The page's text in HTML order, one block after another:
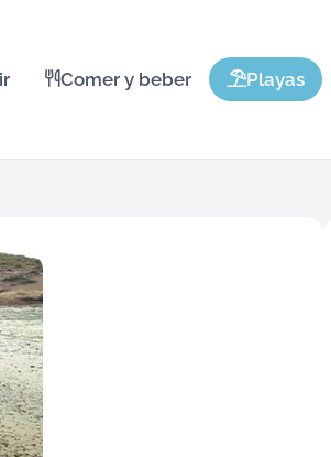
Comer y beber Playas